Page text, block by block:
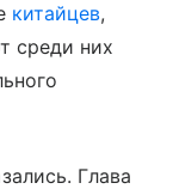
китайцев,
среди них
Глава